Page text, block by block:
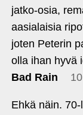
jatko-osia,
aasialaisia
joten Peterin
olla ihan hyvä
Bad Rain
Ehkä näin.